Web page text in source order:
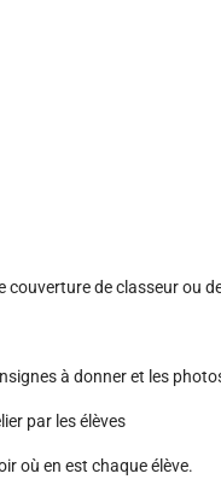
de classeur ou
à donner et les
par les élèves
où en est chaque élève.